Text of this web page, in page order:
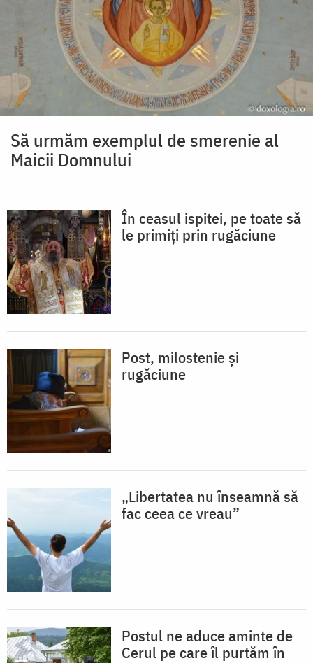
Să urmăm exemplul de smerenie al
Maicii Domnului
În ceasul ispitei, pe toate să
le primiți prin rugăciune
Post, milostenie și
rugăciune
„Libertatea nu înseamnă să
fac ceea ce vreau”
Postul ne aduce aminte de
Cerul pe care îl purtăm în